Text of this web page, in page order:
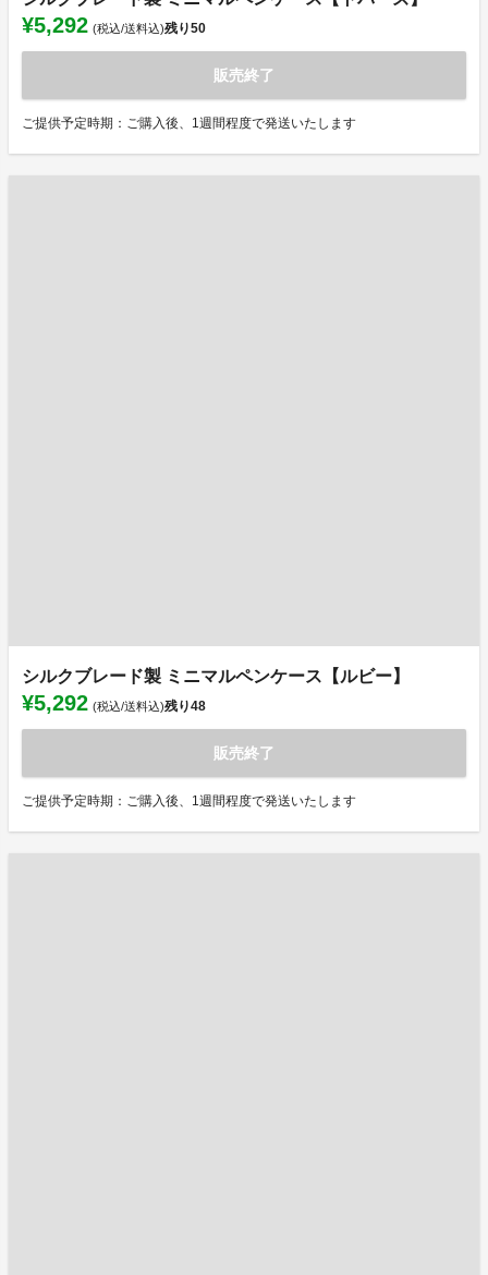
¥5,292 (税込/送料込)残り50
販売終了
ご提供予定時期：ご購入後、1週間程度で発送いたします
シルクブレード製 ミニマルペンケース【ルビー】
¥5,292 (税込/送料込)残り48
販売終了
ご提供予定時期：ご購入後、1週間程度で発送いたします